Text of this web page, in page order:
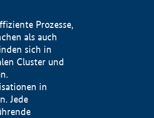
Prozesse,
als auch
sich in
Cluster und
in
Jede